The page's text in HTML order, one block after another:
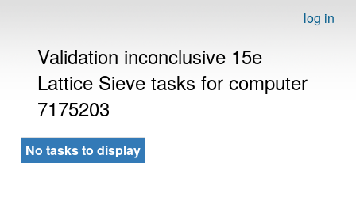
log in
Validation inconclusive 15e
Lattice Sieve tasks for computer
7175203
No tasks to display